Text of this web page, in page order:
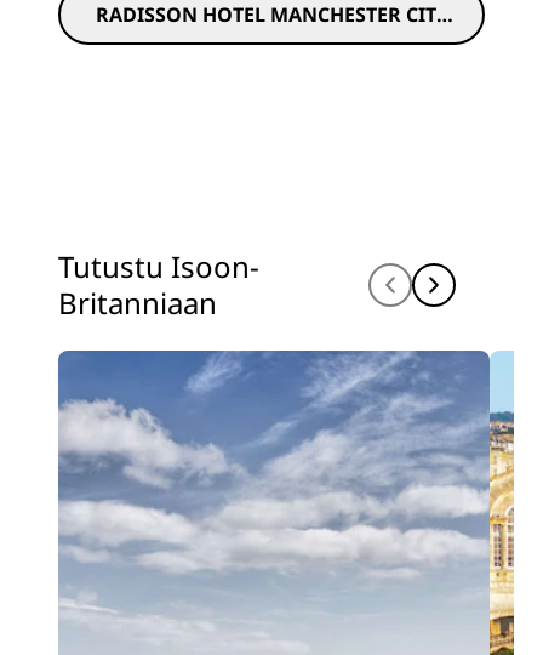
RADISSON HOTEL MANCHESTER CITY
CENTRE, A VERIFIED NET ZERO HOTEL
Tutustu Isoon-
Britanniaan